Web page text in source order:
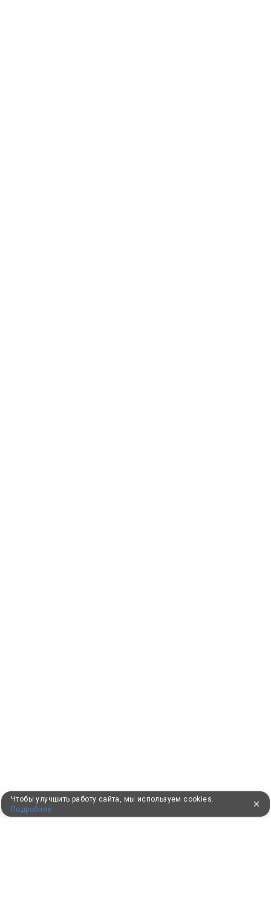
Чтобы улучшить работу сайта, мы используем cookies.
Подробнее